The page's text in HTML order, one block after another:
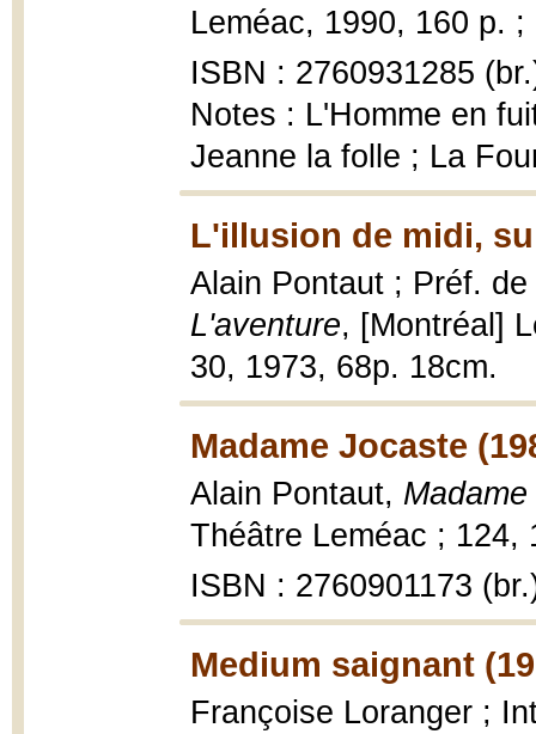
Leméac, 1990, 160 p. ;
ISBN : 2760931285
Notes : L'Homme en
Jeanne la folle ; La
L'illusion de midi,
Alain Pontaut ; Préf.
L'aventure, [Montréal]
30, 1973, 68p. 18cm.
Madame Jocaste
Alain Pontaut,
Théâtre Leméac ; 124,
ISBN : 2760901173
Medium saignant
Françoise Loranger ;